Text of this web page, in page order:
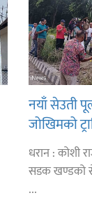
नयाँ सेउती
जोखिमको
सिलाम
धरान : कोशी
सडक खण्डको
...